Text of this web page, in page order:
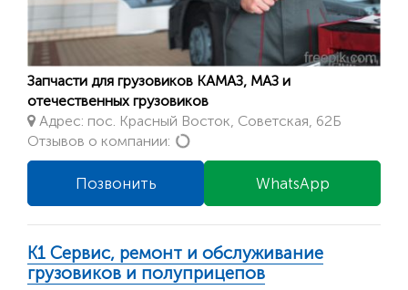
Запчасти для грузовиков КАМАЗ, МАЗ и
отечественных грузовиков
Адрес: пос. Красный Восток, Советская, 62Б
Отзывов о компании:
WhatsApp
Позвонить
К1 Сервис, ремонт и обслуживание
грузовиков и полуприцепов